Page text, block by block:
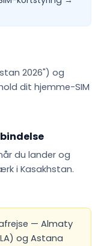
2026") og
dit hjemme-SIM
du lander og
i Kasakhstan.
— Almaty
og Astana